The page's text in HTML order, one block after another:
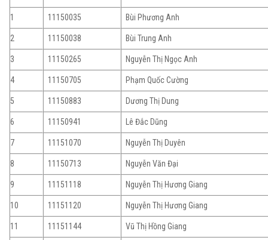
1 11150035 Bùi Phương Anh
2 11150038 Bùi Trung Anh
3 11150265 Nguyễn Thị Ngọc Anh
4 11150705 Phạm Quốc Cường
5 11150883 Dương Thị Dung
6 11150941 Lê Đắc Dũng
7 11151070 Nguyễn Thị Duyên
8 11150713 Nguyễn Văn Đại
9 11151118 Nguyễn Thị Hương Giang
10 11151120 Nguyễn Thị Hương Giang
11 11151144 Vũ Thị Hồng Giang